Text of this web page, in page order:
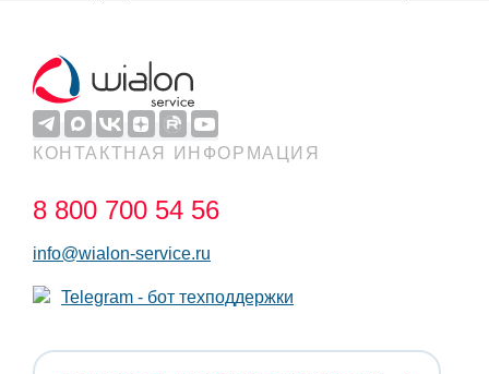
КОНТАКТНАЯ ИНФОРМАЦИЯ
8 800 700 54 56
info@wialon-service.ru
Telegram - бот техподдержки